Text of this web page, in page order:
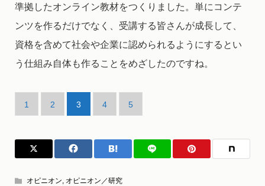
準拠したオンライン教材をつくりました。単にコンテ
ンツを作るだけでなく、受講する皆さんが成長して、
資格を含めて社会や企業に認められるようにするとい
う仕組み自体も作ることをめざしたのですね。
1 2 3 4 5
オピニオン, オピニオン／研究